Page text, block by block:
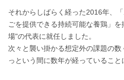
それからしばらく経った2016年、
ごを提供できる持続可能な養鶏」
場"の代表に就任しました。
次々と襲い掛かる想定外の課題の
っという間に数年が経っていること